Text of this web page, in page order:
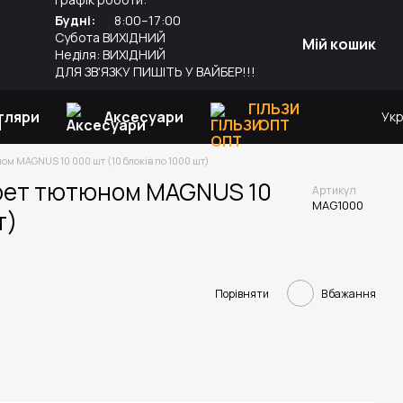
Будні:
8:00–17:00
Субота ВИХІДНИЙ
Неділя: ВИХІДНИЙ
ДЛЯ ЗВ'ЯЗКУ ПИШІТЬ У ВАЙБЕР!!!
Мій кошик
Аксесуари
ГІЛЬЗИ
ОПТ
Укр
MAGNUS 10 000 шт (10 блоків по 1000 шт)
тютюном MAGNUS 10
Артикул
MAG1000
Порівняти В бажання